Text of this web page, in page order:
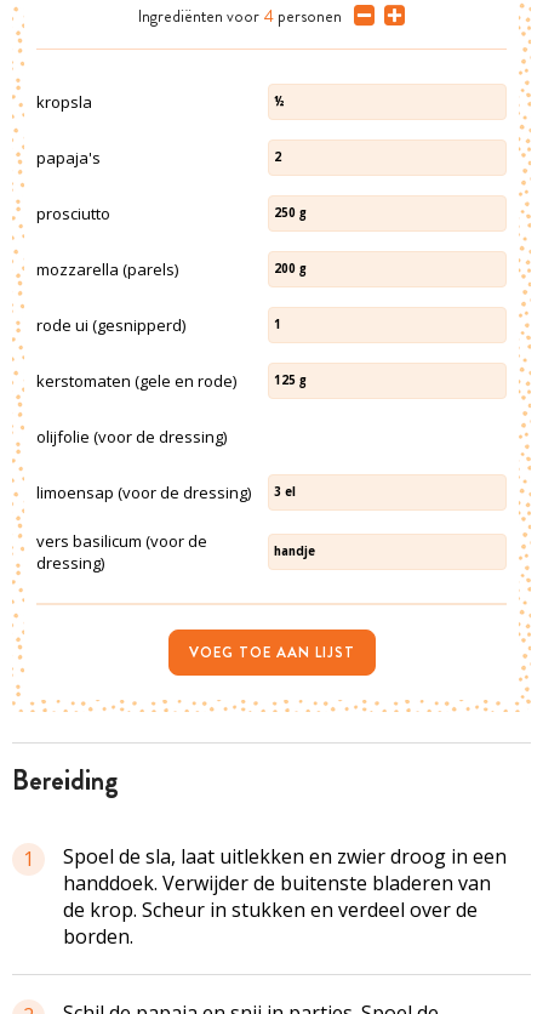
bereiding
1
Spoel de sla, laat uitlekken en zwier droog in een
handdoek. Verwijder de buitenste bladeren van
de krop. Scheur in stukken en verdeel over de
borden.
Ingrediënten voor 4 personen
kropsla ½
papaja's 2
prosciutto 250 g
mozzarella (parels) 200 g
rode ui (gesnipperd) 1
kerstomaten (gele en rode) 125 g
olijfolie (voor de dressing)
limoensap (voor de dressing) 3 el
vers basilicum (voor de
dressing)
handje
VOEG TOE AAN LIJST